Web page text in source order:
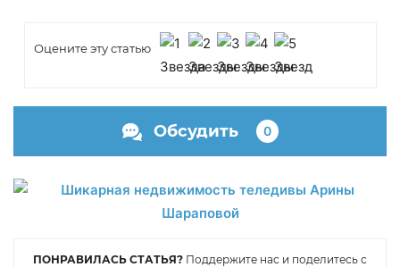
Оцените эту статью
Обсудить 0
ПОНРАВИЛАСЬ СТАТЬЯ? Поддержите нас и поделитесь с